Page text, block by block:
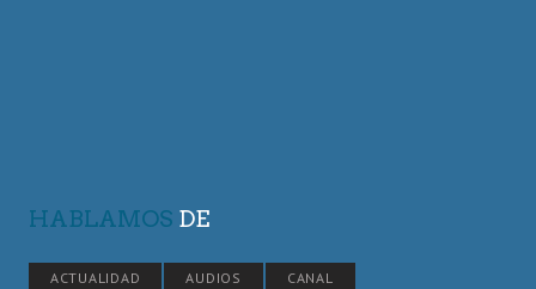
HABLAMOS DE
ACTUALIDAD AUDIOS
CANAL